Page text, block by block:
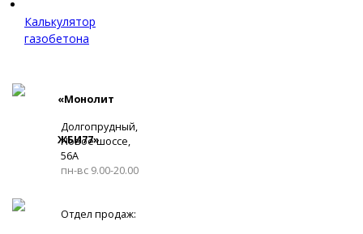
Калькулятор
газобетона
«Монолит
ЖБИ77»
Долгопрудный,
Новое шоссе,
56А
пн-вс 9.00-20.00
Отдел продаж: